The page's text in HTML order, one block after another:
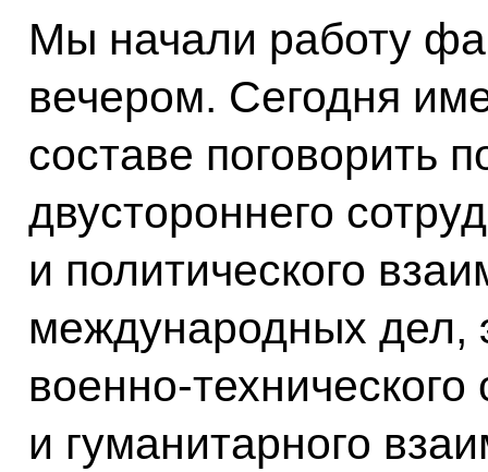
Мы начали работу
вечером. Сегодня
составе поговорить
двустороннего
и политического
международных дел,
военно-технического
и гуманитарного